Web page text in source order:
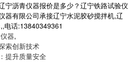
宁沥青仪器报价是多少？辽宁铁路试验仪
器有限公司承接辽宁水泥胶砂搅拌机,辽
电话:13840349361
器,
索创新技术
提升质量安全